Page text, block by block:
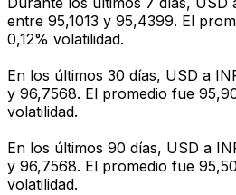
entre 95,1013 y 95,4399. El
0,12% volatilidad.
En los últimos 30 días, USD a
y 96,7568. El promedio fue
volatilidad.
En los últimos 90 días, USD a
y 96,7568. El promedio fue
volatilidad.